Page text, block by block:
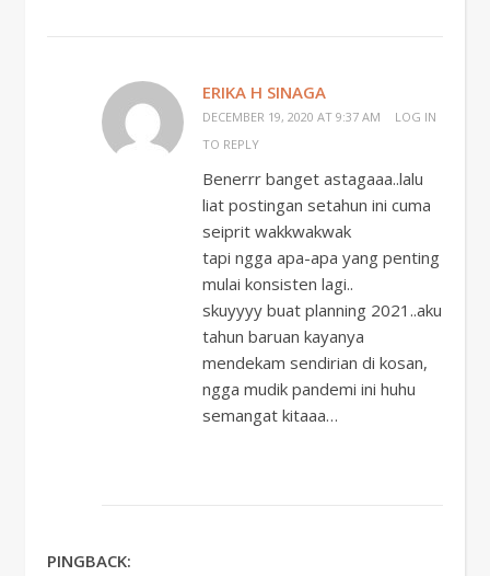
ERIKA H SINAGA
DECEMBER 19, 2020 AT 9:37 AM
LOG IN
TO REPLY
Benerrr banget astagaaa..lalu
liat postingan setahun ini cuma
seiprit wakkwakwak
tapi ngga apa-apa yang penting
mulai konsisten lagi..
skuyyyy buat planning 2021..aku
tahun baruan kayanya
mendekam sendirian di kosan,
ngga mudik pandemi ini huhu
semangat kitaaa…
PINGBACK: